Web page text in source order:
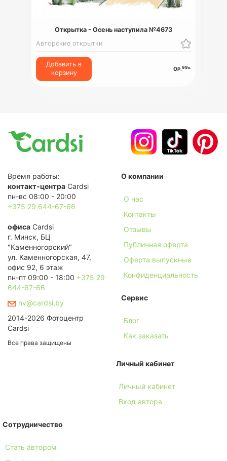
Открытка - Осень наступила №4673
Авторские открытки
Добавить в
корзину
0Р.99к.
Время работы:
контакт-центра Cardsi
пн-вс 08:00 - 20:00
+375 29 644-67-66
офиса Cardsi
г. Минск, БЦ
"Каменногорский"
ул. Каменногорская, 47,
офис 92, 6 этаж
пн-пт 09:00 - 18:00 +375 29
644-67-66
nv@cardsi.by
2014-2026 Фотоцентр
Cardsi
Все права защищены
О компании
О нас
Контакты
Отзывы
Публичная оферта
Оферта выпускные
Конфиденциальность
Сервис
Блог
Как заказать
Личный кабинет
Личный кабинет
Вход автора
Сотрудничество
Стать автором